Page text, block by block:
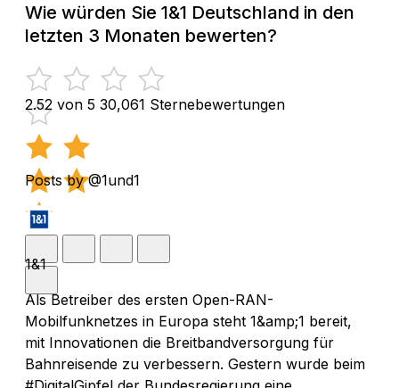
Wie würden Sie 1&1 Deutschland in den
letzten 3 Monaten bewerten?
2.52 von 5 30,061 Sternebewertungen
Posts by @1und1
1&1
Als Betreiber des ersten Open-RAN-
Mobilfunknetzes in Europa steht 1&amp;1 bereit,
mit Innovationen die Breitbandversorgung für
Bahnreisende zu verbessern. Gestern wurde beim